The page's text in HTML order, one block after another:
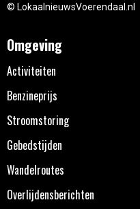
© LokaalnieuwsVoerendaal.nl
Omgeving
Activiteiten
Benzineprijs
Stroomstoring
Gebedstijden
Wandelroutes
Overlijdensberichten